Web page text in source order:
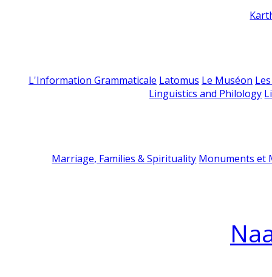
L'Information Grammaticale Latomus Le Muséon
Linguistics and Philology
Marriage, Families & Spirituality Monuments et